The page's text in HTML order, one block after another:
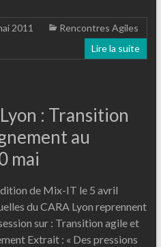
2011
Rencontres Agiles
Lire la suite
: Transition
au
mai
de Mix-IT le 5 avril
du CARA Lyon reprennent
sur : Transition agile et
Extrait : « Des pressions